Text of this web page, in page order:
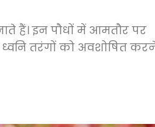
हैं। इन पौधों में आमतौर पर
ध्वनि तरंगों को अवशोषित